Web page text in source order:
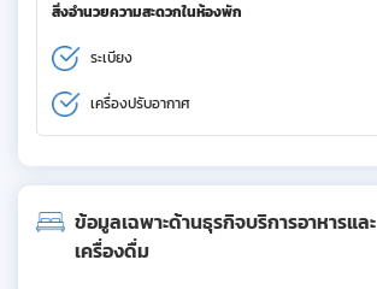
สิ่งอำนวยความสะดวกในห้องพัก
ระเบียง
เครื่องปรับอากาศ
ข้อมูลเฉพาะด้านธุรกิจบริการอาหารและ
เครื่องดื่ม